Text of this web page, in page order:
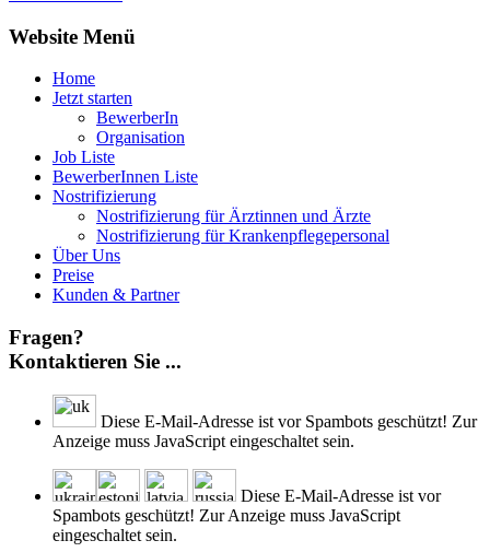
Website Menü
Home
Jetzt starten
BewerberIn
Organisation
Job Liste
BewerberInnen Liste
Nostrifizierung
Nostrifizierung für Ärztinnen und Ärzte
Nostrifizierung für Krankenpflegepersonal
Über Uns
Preise
Kunden & Partner
Fragen?
Kontaktieren Sie ...
Diese E-Mail-Adresse ist vor Spambots geschützt! Zur
Anzeige muss JavaScript eingeschaltet sein.
Diese E-Mail-Adresse ist vor
Spambots geschützt! Zur Anzeige muss JavaScript
eingeschaltet sein.